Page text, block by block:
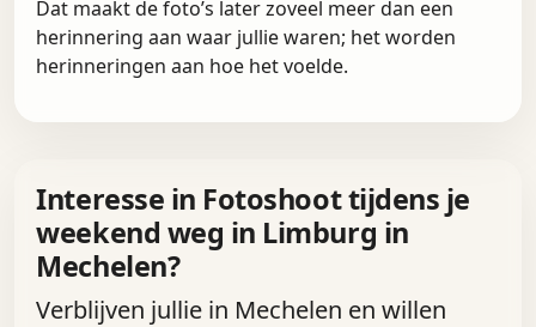
Dat maakt de foto’s later zoveel meer dan een
herinnering aan waar jullie waren; het worden
herinneringen aan hoe het voelde.
Interesse in Fotoshoot tijdens je
weekend weg in Limburg in
Mechelen?
Verblijven jullie in Mechelen en willen